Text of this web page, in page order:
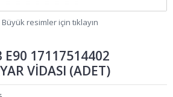
Büyük resimler için tıklayın
E90 17117514402
VİDASI (ADET)